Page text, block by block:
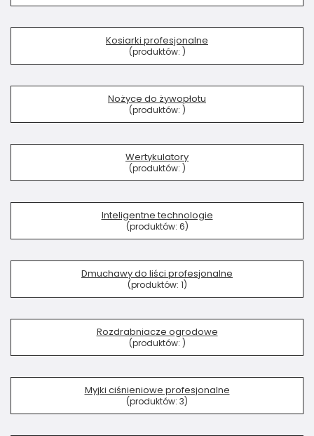
Kosiarki profesjonalne
(produktów: )
Nożyce do żywopłotu
(produktów: )
Wertykulatory
(produktów: )
Inteligentne technologie
(produktów: 6)
Dmuchawy do liści profesjonalne
(produktów: 1)
Rozdrabniacze ogrodowe
(produktów: )
Myjki ciśnieniowe profesjonalne
(produktów: 3)